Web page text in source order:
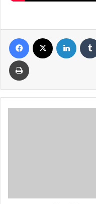
Facebook
Yazdır